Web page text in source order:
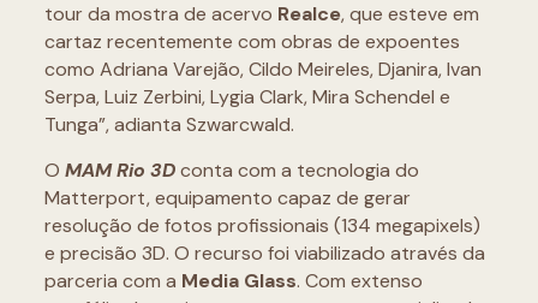
tour da mostra de acervo Realce, que esteve em
cartaz recentemente com obras de expoentes
como Adriana Varejão, Cildo Meireles, Djanira, Ivan
Serpa, Luiz Zerbini, Lygia Clark, Mira Schendel e
Tunga”, adianta Szwarcwald.
O MAM Rio 3Dconta com a tecnologia do
Matterport, equipamento capaz de gerar
resolução de fotos profissionais (134 megapixels)
e precisão 3D. O recurso foi viabilizado através da
parceria com a Media Glass. Com extenso